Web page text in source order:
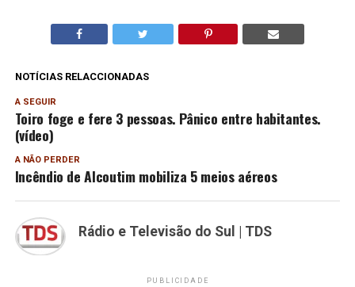
NOTÍCIAS RELACCIONADAS
A SEGUIR
Toiro foge e fere 3 pessoas. Pânico entre habitantes.
(vídeo)
A NÃO PERDER
Incêndio de Alcoutim mobiliza 5 meios aéreos
Rádio e Televisão do Sul | TDS
PUBLICIDADE